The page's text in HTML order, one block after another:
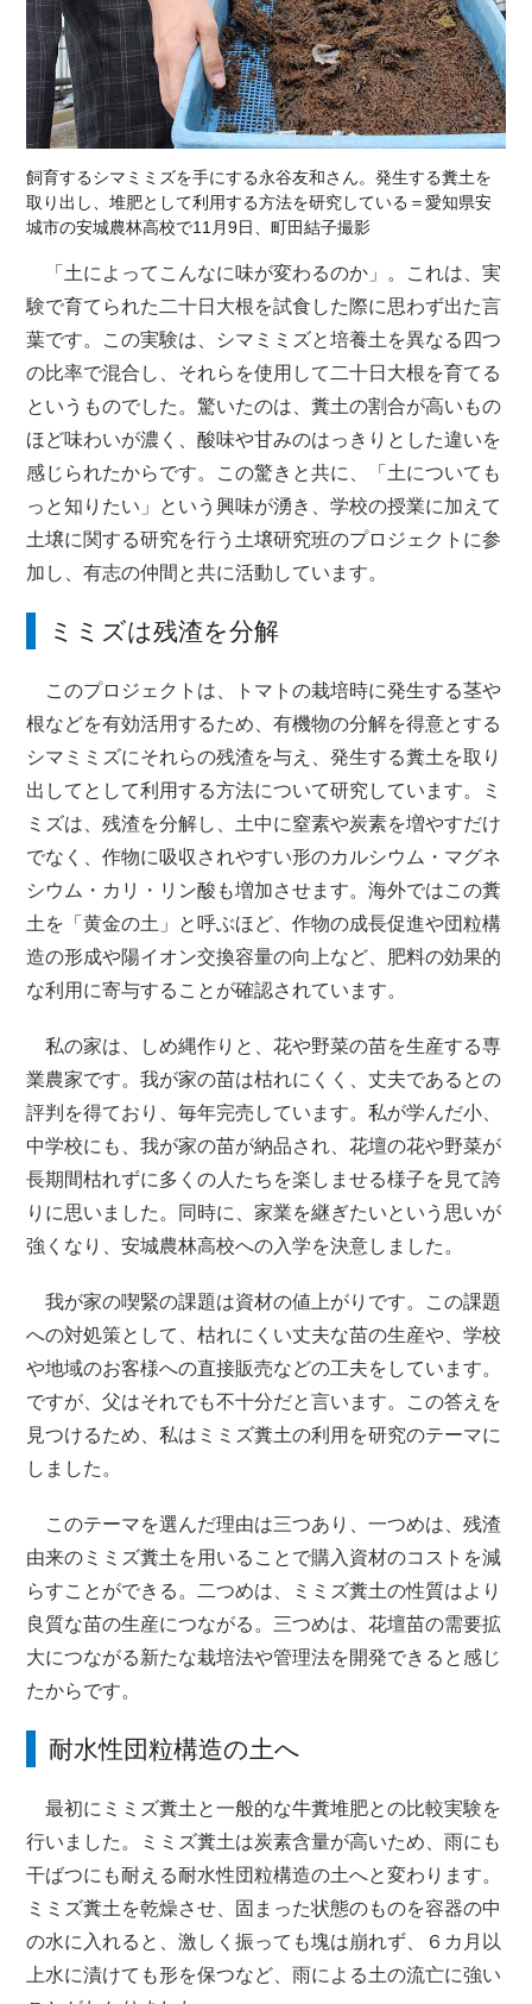
飼育するシマミミズを手にする永谷友和さん。発生する糞土を
取り出し、堆肥として利用する方法を研究している＝愛知県安
城市の安城農林高校で11月9日、町田結子撮影
「土によってこんなに味が変わるのか」。これは、実
験で育てられた二十日大根を試食した際に思わず出た言
葉です。この実験は、シマミミズと培養土を異なる四つ
の比率で混合し、それらを使用して二十日大根を育てる
というものでした。驚いたのは、糞土の割合が高いもの
ほど味わいが濃く、酸味や甘みのはっきりとした違いを
感じられたからです。この驚きと共に、「土についても
っと知りたい」という興味が湧き、学校の授業に加えて
土壌に関する研究を行う土壌研究班のプロジェクトに参
加し、有志の仲間と共に活動しています。
ミミズは残渣を分解
このプロジェクトは、トマトの栽培時に発生する茎や
根などを有効活用するため、有機物の分解を得意とする
シマミミズにそれらの残渣を与え、発生する糞土を取り
出してとして利用する方法について研究しています。ミ
ミズは、残渣を分解し、土中に窒素や炭素を増やすだけ
でなく、作物に吸収されやすい形のカルシウム・マグネ
シウム・カリ・リン酸も増加させます。海外ではこの糞
土を「黄金の土」と呼ぶほど、作物の成長促進や団粒構
造の形成や陽イオン交換容量の向上など、肥料の効果的
な利用に寄与することが確認されています。
私の家は、しめ縄作りと、花や野菜の苗を生産する専
業農家です。我が家の苗は枯れにくく、丈夫であるとの
評判を得ており、毎年完売しています。私が学んだ小、
中学校にも、我が家の苗が納品され、花壇の花や野菜が
長期間枯れずに多くの人たちを楽しませる様子を見て誇
りに思いました。同時に、家業を継ぎたいという思いが
強くなり、安城農林高校への入学を決意しました。
我が家の喫緊の課題は資材の値上がりです。この課題
への対処策として、枯れにくい丈夫な苗の生産や、学校
や地域のお客様への直接販売などの工夫をしています。
ですが、父はそれでも不十分だと言います。この答えを
見つけるため、私はミミズ糞土の利用を研究のテーマに
しました。
このテーマを選んだ理由は三つあり、一つめは、残渣
由来のミミズ糞土を用いることで購入資材のコストを減
らすことができる。二つめは、ミミズ糞土の性質はより
良質な苗の生産につながる。三つめは、花壇苗の需要拡
大につながる新たな栽培法や管理法を開発できると感じ
たからです。
耐水性団粒構造の土へ
最初にミミズ糞土と一般的な牛糞堆肥との比較実験を
行いました。ミミズ糞土は炭素含量が高いため、雨にも
干ばつにも耐える耐水性団粒構造の土へと変わります。
ミミズ糞土を乾燥させ、固まった状態のものを容器の中
の水に入れると、激しく振っても塊は崩れず、６カ月以
上水に漬けても形を保つなど、雨による土の流亡に強い